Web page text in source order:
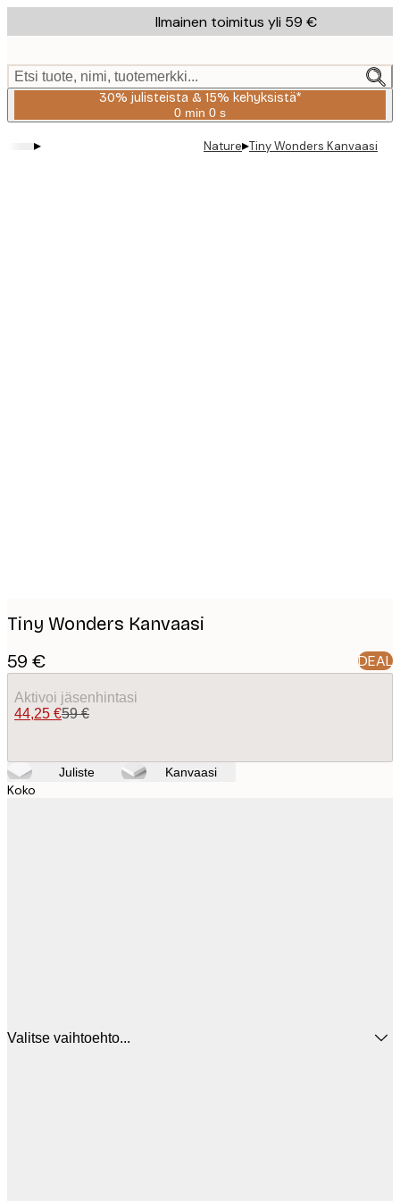
to
content.
Ilmainen toimitus yli 59 €
Etsi tuote, nimi, tuotemerkki...
30% julisteista & 15% kehyksistä*
0 min 0 s
Voimassa
2026-
▸ Nature▸Tiny Wonders Kanvaasi
Tiny Wonders Kanvaasi
59 € DEAL
Aktivoi jäsenhintasi
44,25 €59 €
Juliste Kanvaasi
Koko
Valitse vaihtoehto...